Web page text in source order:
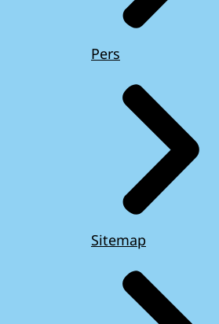
Pers
Sitemap